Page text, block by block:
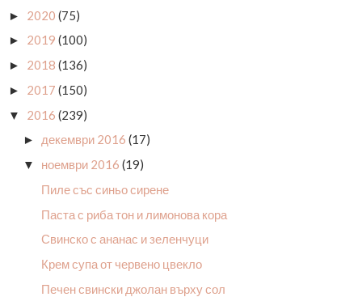
► 2020 (75)
► 2019 (100)
► 2018 (136)
► 2017 (150)
▼ 2016 (239)
► декември 2016 (17)
▼ ноември 2016 (19)
Пиле със синьо сирене
Паста с риба тон и лимонова кора
Свинско с ананас и зеленчуци
Крем супа от червено цвекло
Печен свински джолан върху сол